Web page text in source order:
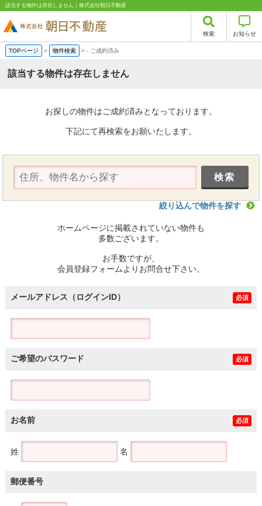
該当する物件は存在しません｜株式会社朝日不動産
検索 お知らせ
TOPページ > 物件検索 >- ご成約済み
該当する物件は存在しません
お探しの物件はご成約済みとなっております。
下記にて再検索をお願いたします。
絞り込んで物件を探す
ホームページに掲載されていない物件も
多数ございます。
お手数ですが、
会員登録フォームよりお問合せ下さい。
メールアドレス（ログインID） 必須
ご希望のパスワード 必須
お名前 必須
姓 名
郵便番号